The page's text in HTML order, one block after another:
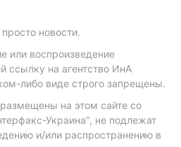
новости.
или воспроизведение
на агентство ИнА
либо виде строго запрещены.
на этом сайте со
Украина", не подлежат
и/или распространению в